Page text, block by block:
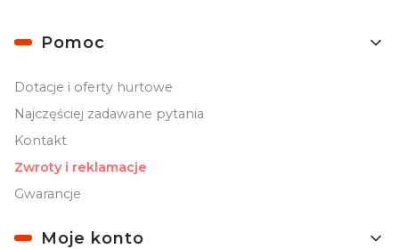
Linki w stopce
Pomoc
Dotacje i oferty hurtowe
Najczęściej zadawane pytania
Kontakt
Zwroty i reklamacje
Gwarancje
Moje konto